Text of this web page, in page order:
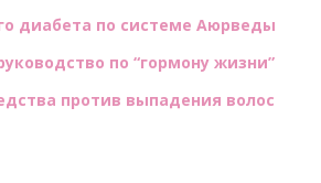
диабета по системе Аюрведы
по “гормону жизни”
против выпадения волос